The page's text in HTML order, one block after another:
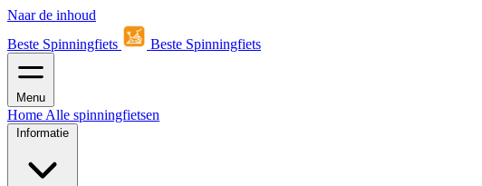
Naar de inhoud
Beste Spinningfiets
Beste Spinningfiets
Menu
Home Alle spinningfietsen
Informatie